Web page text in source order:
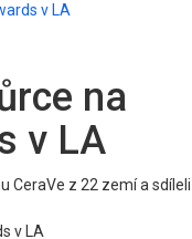
v LA
na
v LA
CeraVe z 22 zemí a sdíleli